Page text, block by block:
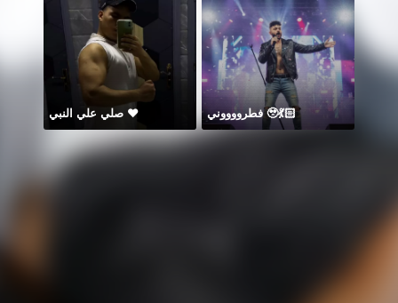
صلي علي النبي ♥️ فطرووووني 🥹💃🏻